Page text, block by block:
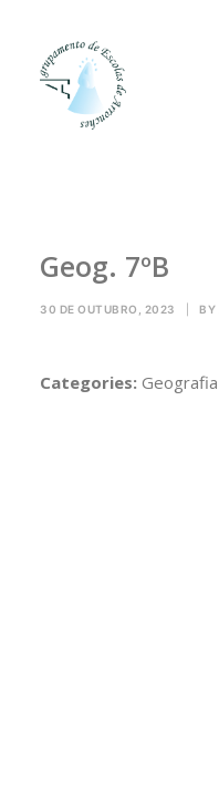
Alunos
Pessoal
Projetos
Geog. 7ºB
30 DE OUTUBRO, 2023 BY
Categories: Geografia